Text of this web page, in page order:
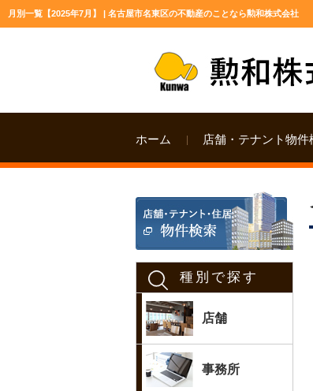
月別一覧【2025年7月】 | 名古屋市名東区の不動産のことなら勲和株式会社
ホーム 店舗・テナント物件
種別で探す
店舗
事務所